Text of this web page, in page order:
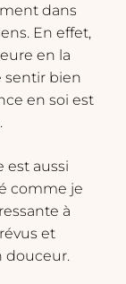
dans
En effet,
en la
sentir bien
en soi est
est aussi
comme je
à
et
douceur.